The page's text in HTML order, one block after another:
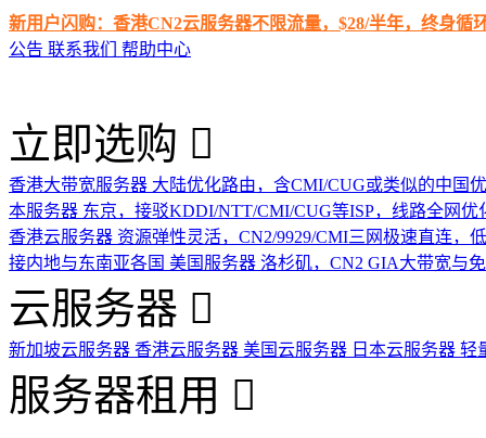
新用户闪购：香港CN2云服务器不限流量，$28/半年，终身循
公告 联系我们 帮助中心
立即选购
香港大带宽服务器 大陆优化路由，含CMI/CUG或类似的中国
本服务器 东京，接驳KDDI/NTT/CMI/CUG等ISP，线路全网优
香港云服务器 资源弹性灵活，CN2/9929/CMI三网极速直连，
接内地与东南亚各国 美国服务器 洛杉矶，CN2 GIA大带宽与
云服务器
新加坡云服务器 香港云服务器 美国云服务器 日本云服务器 轻
服务器租用